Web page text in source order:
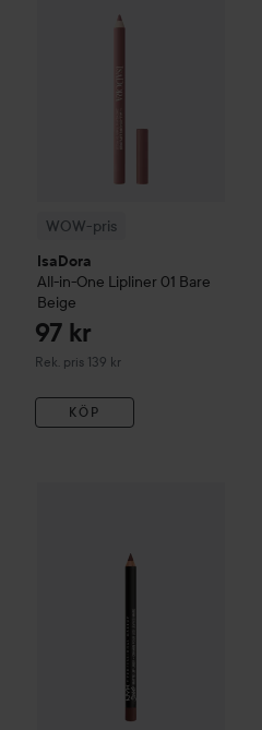
WOW-pris
IsaDora
All-in-One Lipliner 01 Bare
Beige
97 kr
Rek. pris 139 kr
Rekommenderat pris 139 kr
KÖP